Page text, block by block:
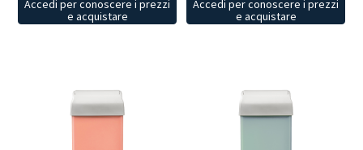
Accedi per conoscere i prezzi
e acquistare
Accedi per conoscere i prezzi
e acquistare